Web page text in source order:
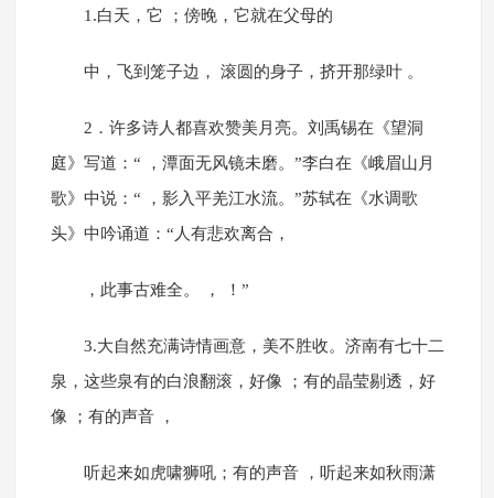
1.白天，它 ；傍晚，它就在父母的
中，飞到笼子边， 滚圆的身子，挤开那绿叶 。
2．许多诗人都喜欢赞美月亮。刘禹锡在《望洞
庭》写道：“ ，潭面无风镜未磨。”李白在《峨眉山月
歌》中说：“ ，影入平羌江水流。”苏轼在《水调歌
头》中吟诵道：“人有悲欢离合，
，此事古难全。 ， ！”
3.大自然充满诗情画意，美不胜收。济南有七十二
泉，这些泉有的白浪翻滚，好像 ；有的晶莹剔透，好
像 ；有的声音 ，
听起来如虎啸狮吼；有的声音 ，听起来如秋雨潇